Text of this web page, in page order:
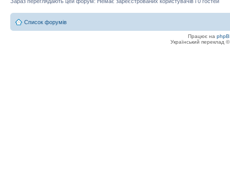
Список форумів
Працює на
Український переклад